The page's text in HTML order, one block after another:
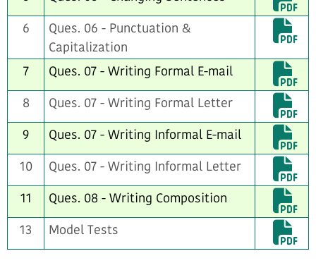
6
Ques. 06 - Punctuation &
Capitalization
7
Ques. 07 - Writing Formal E-mail
8
Ques. 07 - Writing Formal Letter
9
Ques. 07 - Writing Informal E-mail
10
Ques. 07 - Writing Informal Letter
11
Ques. 08 - Writing Composition
13
Model Tests